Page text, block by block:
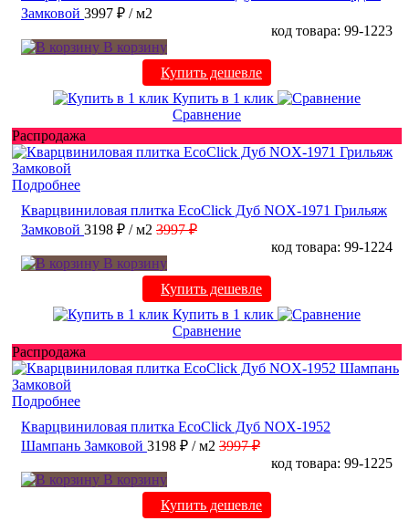
Замковой 3997 ₽ / м2
код товара: 99-1223
В корзину
Купить дешевле
Купить в 1 клик
Сравнение
Распродажа
Подробнее
Кварцвиниловая плитка EcoClick Дуб NOX-1971 Грильяж
Замковой 3198 ₽ / м2 3997 ₽
код товара: 99-1224
В корзину
Купить дешевле
Купить в 1 клик
Сравнение
Распродажа
Подробнее
Кварцвиниловая плитка EcoClick Дуб NOX-1952
Шампань Замковой 3198 ₽ / м2 3997 ₽
код товара: 99-1225
В корзину
Купить дешевле